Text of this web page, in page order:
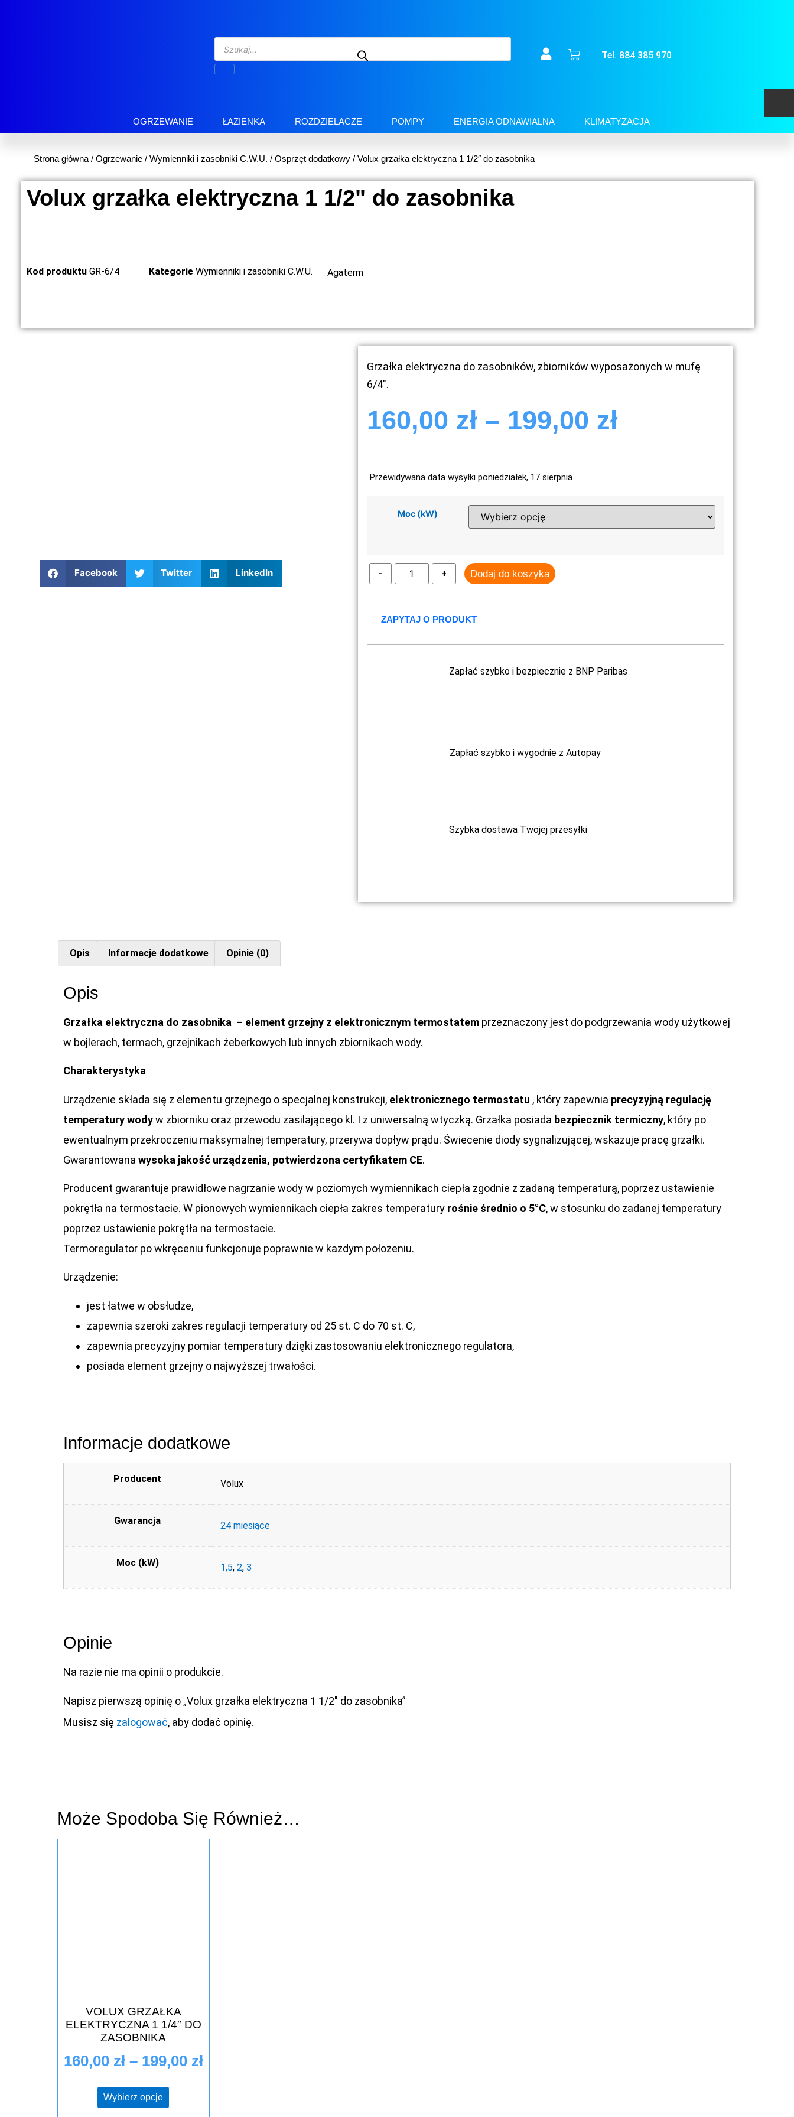
Tel. 884 385 970
OGRZEWANIE ŁAZIENKA ROZDZIELACZE POMPY ENERGIA ODNAWIALNA KLIMATYZACJA
Strona główna / Ogrzewanie / Wymienniki i zasobniki C.W.U. / Osprzęt dodatkowy / Volux grzałka elektryczna 1 1/2″ do zasobnika
Volux grzałka elektryczna 1 1/2" do zasobnika
Kod produktu GR-6/4 Kategorie Wymienniki i zasobniki C.W.U. Agaterm
Facebook Twitter LinkedIn
Grzałka elektryczna do zasobników, zbiorników wyposażonych w mufę
6/4″.
160,00 zł – 199,00 zł
Przewidywana data wysyłki poniedziałek, 17 sierpnia
Moc (kW)
Dodaj do koszyka
ZAPYTAJ O PRODUKT
Zapłać szybko i bezpiecznie z BNP Paribas
Zapłać szybko i wygodnie z Autopay
Szybka dostawa Twojej przesyłki
Opis Informacje dodatkowe Opinie (0)
Opis
Grzałka elektryczna do zasobnika – element grzejny z elektronicznym termostatem przeznaczony jest do podgrzewania wody użytkowej
w bojlerach, termach, grzejnikach żeberkowych lub innych zbiornikach wody.
Charakterystyka
Urządzenie składa się z elementu grzejnego o specjalnej konstrukcji, elektronicznego termostatu , który zapewnia precyzyjną regulację
temperatury wodyw zbiorniku oraz przewodu zasilającego kl. I z uniwersalną wtyczką. Grzałka posiada bezpiecznik termiczny, który po
ewentualnym przekroczeniu maksymalnej temperatury, przerywa dopływ prądu. Świecenie diody sygnalizującej, wskazuje pracę grzałki.
Gwarantowana wysoka jakość urządzenia, potwierdzona certyfikatem CE.
Producent gwarantuje prawidłowe nagrzanie wody w poziomych wymiennikach ciepła zgodnie z zadaną temperaturą, poprzez ustawienie
pokrętła na termostacie. W pionowych wymiennikach ciepła zakres temperatury rośnie średnio o 5°C, w stosunku do zadanej temperatury
poprzez ustawienie pokrętła na termostacie.
Termoregulator po wkręceniu funkcjonuje poprawnie w każdym położeniu.
Urządzenie:
jest łatwe w obsłudze,
zapewnia szeroki zakres regulacji temperatury od 25 st. C do 70 st. C,
zapewnia precyzyjny pomiar temperatury dzięki zastosowaniu elektronicznego regulatora,
posiada element grzejny o najwyższej trwałości.
Informacje dodatkowe
Producent Volux
Gwarancja 24 miesiące
Moc (kW) 1,5, 2, 3
Opinie
Na razie nie ma opinii o produkcie.
Napisz pierwszą opinię o „Volux grzałka elektryczna 1 1/2″ do zasobnika”
Musisz się zalogować, aby dodać opinię.
Może Spodoba Się Również…
VOLUX GRZAŁKA
ELEKTRYCZNA 1 1/4″ DO
ZASOBNIKA
160,00 zł – 199,00 zł
Wybierz opcje